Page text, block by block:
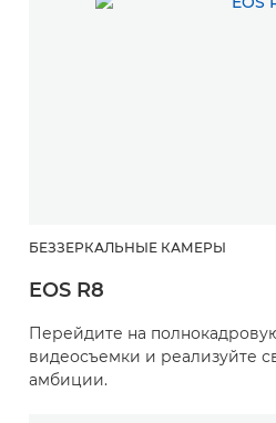
БЕЗЗЕРКАЛЬНЫЕ КАМЕРЫ
EOS R8
Перейдите на
видеосъемки и реализуйте
амбиции.